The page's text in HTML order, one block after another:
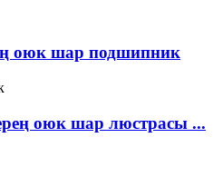
оюк шар подшипник
оюк шар люстрасы ...